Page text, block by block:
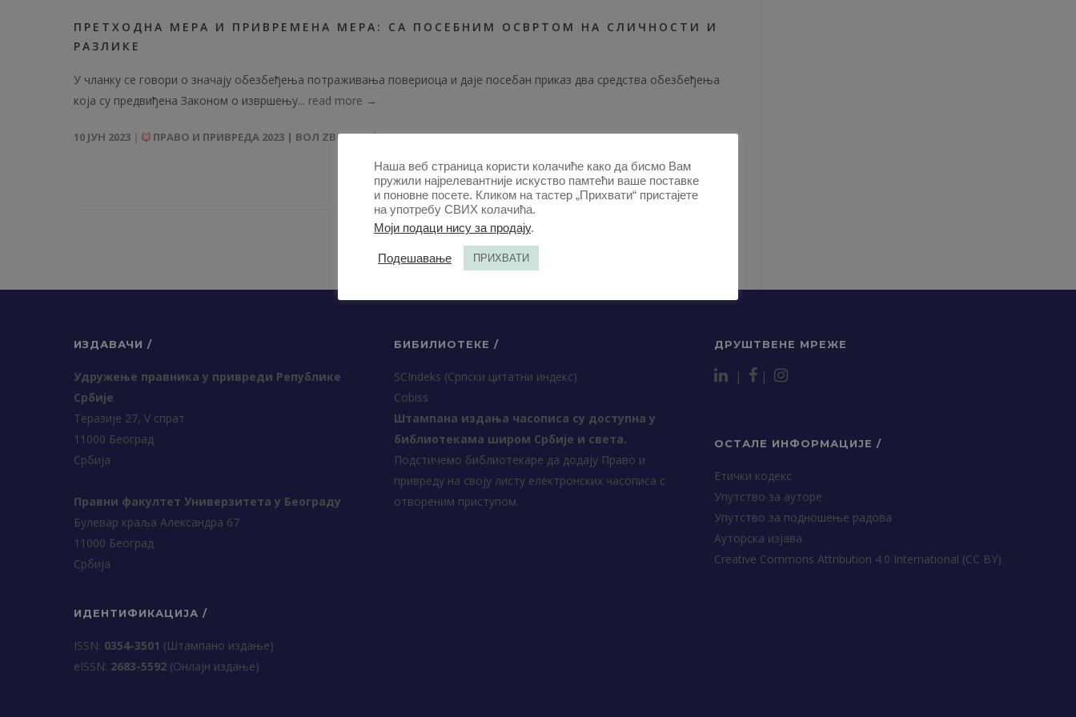
ПРЕТХОДНА МЕРА И ПРИВРЕМЕНА МЕРА: СА ПОСЕБНИМ ОСВРТОМ НА СЛИЧНОСТИ И
РАЗЛИКЕ
У чланку се говори о значају обезбеђења потраживања повериоца и даје посебан приказ два средства обезбеђења
која су предвиђена Законом о извршењу... read more →
10 ЈУН 2023 ПРАВО И ПРИВРЕДА 2023 | ВОЛ ZBORNIK | 20232023-ЧЛАНЦИ,ЗБОРНИК 2023-ЧЛАНЦИ,ЧЛАНЦИ
ИЗДАВАЧИ /
Удружење правника у привреди Републике
Србије
Теразије 27, V спрат
11000 Београд
Србија
Правни факултет Универзитета у Београду
Булевар краља Александра 67
11000 Београд
Србија
ИДЕНТИФИКАЦИЈА /
ISSN: 0354-3501 (Штампано издање)
еISSN: 2683-5592 (Онлајн издање)
БИБИЛИОТЕКЕ /
SCIndeks (Српски цитатни индекс)
Cobiss
Штампана издања часописа су доступна у
библиотекама широм Србије и света.
Подстичемо библиотекаре да додају Право и
привреду на своју листу електронских часописа с
отвореним приступом.
ДРУШТВЕНЕ МРЕЖЕ
| |
ОСТАЛЕ ИНФОРМАЦИЈЕ /
Етички кодекс
Упутство за ауторе
Упутство за подношење радова
Ауторска изјава
Creative Commons Attribution 4.0 International (CC BY)
Наша веб страница користи колачиће како да бисмо Вам
пружили најрелевантније искуство памтећи ваше поставке
и поновне посете. Кликом на тастер „Прихвати“ пристајете
на употребу СВИХ колачића.
Моји подаци нису за продају.
Подешавање ПРИХВАТИ